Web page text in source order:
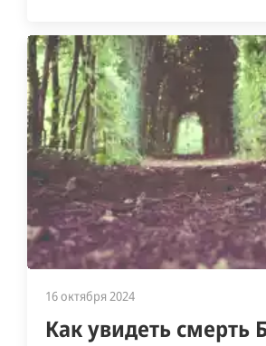
16 октября 2024
Как увидеть смерть